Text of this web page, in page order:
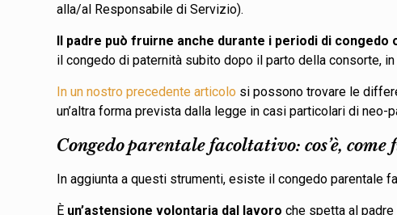
alla/al Responsabile di Servizio).
Il padre può fruirne anche durante i periodi di
il congedo di paternità subito dopo il parto della consorte,
In un nostro precedente articolo si possono trovare le
un’altra forma prevista dalla legge in casi particolari di neo-
Congedo parentale facoltativo: cos’è,
In aggiunta a questi strumenti, esiste il congedo parentale
È un’astensione volontaria dal lavoro che spetta al